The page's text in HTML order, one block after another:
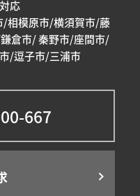
応
/相模原市/横須賀市/藤
倉市/ 秦野市/座間市/
/逗子市/三浦市
667